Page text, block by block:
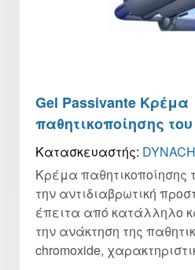
Gel Passivante Κρέμα
παθητικοποίησης
Κατασκευαστής:
Κρέμα παθητικοποίησης
την αντιδιαβρωτική
έπειτα από κατάλληλο
την ανάκτηση της
chromoxide,